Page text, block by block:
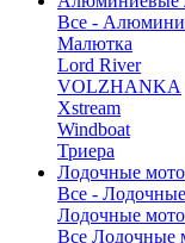
Все -
Малютка
Lord River
VOLZHANKA
Xstream
Windboat
Триера
Лодочные
Все -
Лодочные
Все Лодочные